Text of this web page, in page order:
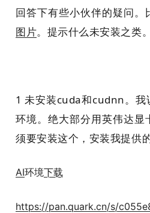
回答下有些小伙伴的疑问。
图片。提示什么未安装之类
1 未安装cuda和cudnn。我
环境。绝大部分用英伟达显
须要安装这个，安装我提供
AI环境下载
https://pan.quark.cn/s/